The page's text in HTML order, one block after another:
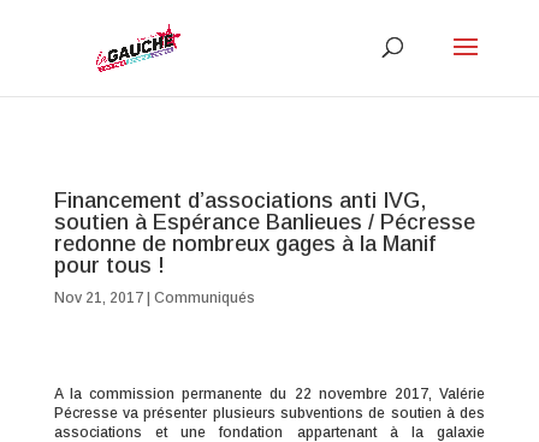
Financement d’associations anti IVG,
soutien à Espérance Banlieues / Pécresse
redonne de nombreux gages à la Manif
pour tous !
Nov 21, 2017| Communiqués
A la commission permanente du 22 novembre 2017, Valérie
Pécresse va présenter plusieurs subventions de soutien à des
associations et une fondation appartenant à la galaxie